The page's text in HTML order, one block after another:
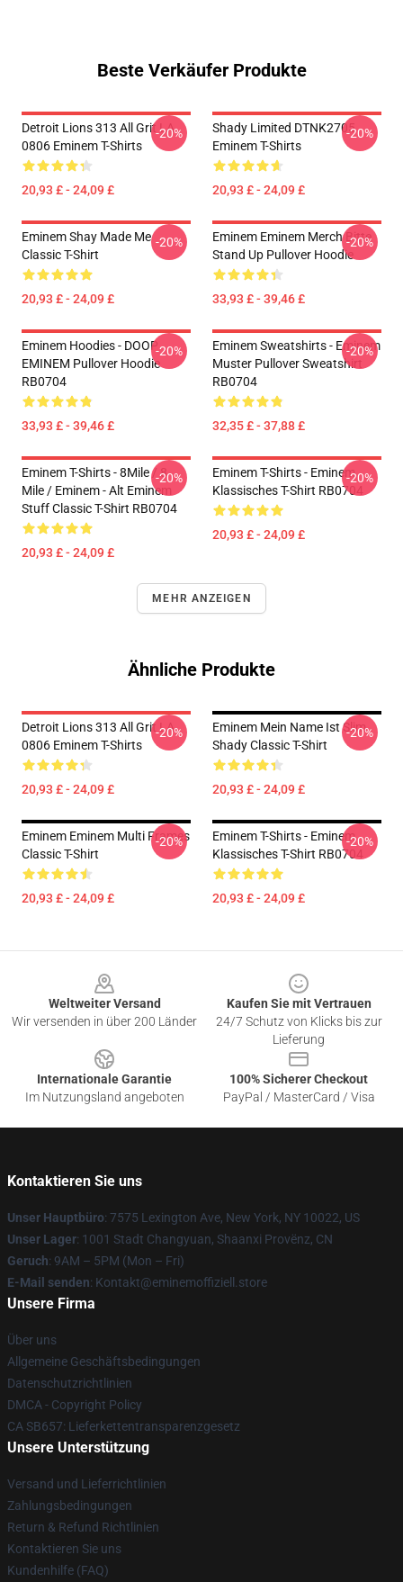
Beste Verkäufer Produkte
Detroit Lions 313 All Grit LA
0806 Eminem T-Shirts
20,93 £ - 24,09 £
-20%
Shady Limited DTNK2705
Eminem T-Shirts
20,93 £ - 24,09 £
-20%
Eminem Shay Made Me
Classic T-Shirt
20,93 £ - 24,09 £
-20%
Eminem Eminem Merch Bitte
Stand Up Pullover Hoodie
33,93 £ - 39,46 £
-20%
Eminem Hoodies - DOOP
EMINEM Pullover Hoodie
RB0704
33,93 £ - 39,46 £
-20%
Eminem Sweatshirts - Eminem
Muster Pullover Sweatshirt
RB0704
32,35 £ - 37,88 £
-20%
Eminem T-Shirts - 8Mile / 8
Mile / Eminem - Alt Eminem
Stuff Classic T-Shirt RB0704
20,93 £ - 24,09 £
-20%
Eminem T-Shirts - Eminem
Klassisches T-Shirt RB0704
20,93 £ - 24,09 £
-20%
MEHR ANZEIGEN
Ähnliche Produkte
Detroit Lions 313 All Grit LA
0806 Eminem T-Shirts
20,93 £ - 24,09 £
-20%
Eminem Mein Name Ist Slim
Shady Classic T-Shirt
20,93 £ - 24,09 £
-20%
Eminem Eminem Multi Frames
Classic T-Shirt
20,93 £ - 24,09 £
-20%
Eminem T-Shirts - Eminem
Klassisches T-Shirt RB0704
20,93 £ - 24,09 £
-20%
Weltweiter Versand
Wir versenden in über 200 Länder
Kaufen Sie mit Vertrauen
24/7 Schutz von Klicks bis zur
Lieferung
Internationale Garantie
Im Nutzungsland angeboten
100% Sicherer Checkout
PayPal / MasterCard / Visa
Kontaktieren Sie uns
Unser Hauptbüro: 7575 Lexington Ave, New York, NY 10022, US
Unser Lager: 1001 Stadt Changyuan, Shaanxi Provënz, CN
Geruch: 9AM – 5PM (Mon – Fri)
E-Mail senden: Kontakt@eminemoffiziell.store
Unsere Firma
Über uns
Allgemeine Geschäftsbedingungen
Datenschutzrichtlinien
DMCA - Copyright Policy
CA SB657: Lieferkettentransparenzgesetz
Unsere Unterstützung
Versand und Lieferrichtlinien
Zahlungsbedingungen
Return & Refund Richtlinien
Kontaktieren Sie uns
Kundenhilfe (FAQ)